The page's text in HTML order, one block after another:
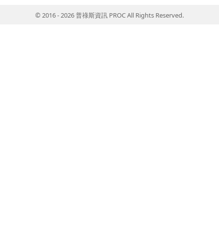
© 2016 - 2026 普祿斯資訊 PROC All Rights Reserved.